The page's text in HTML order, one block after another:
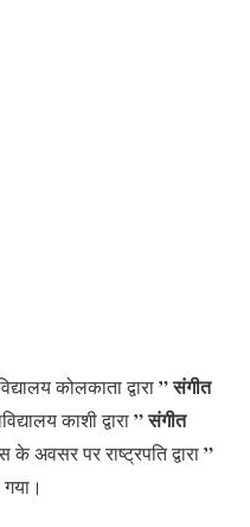
कोलकाता द्वारा” संगीत
काशी द्वारा” संगीत
अवसर पर राष्ट्रपति द्वारा”